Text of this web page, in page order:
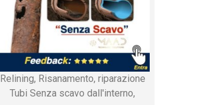
Relining, Risanamento, riparazione
Tubi Senza scavo dall'interno,